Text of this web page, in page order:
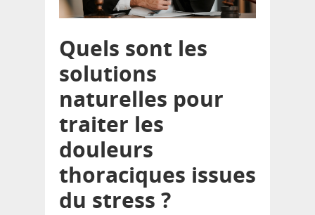
Quels sont les
solutions
naturelles pour
traiter les
douleurs
thoraciques issues
du stress ?